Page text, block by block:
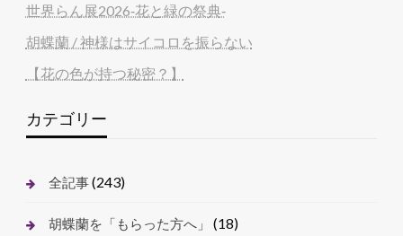
世界らん展2026‐花と緑の祭典‐
胡蝶蘭 / 神様はサイコロを振らない
【花の色が持つ秘密？】
カテゴリー
全記事(243)
胡蝶蘭を「もらった方へ」 (18)